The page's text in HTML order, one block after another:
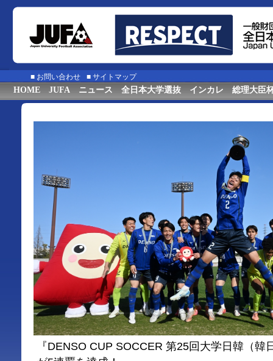
■ お問い合わせ ■ サイトマップ
HOME JUFA ニュース 全日本大学選抜 インカレ 総理大臣
『DENSO CUP SOCCER 第25回大学日韓（